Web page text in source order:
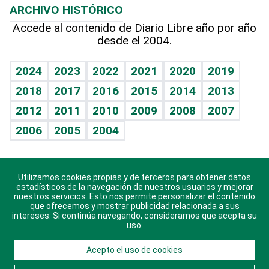
Hablando con el pediatra
Vida y familia
Eñe
Celebrando la vida
Sin complejos
En pocas palabras
Escuchando al corazón
Economía Personal
TBT Deportivo
Más firmas
Hecho en casa
Guía del dinero
Cumpleaños
Horóscopos
Crucigramas
ARCHIVO HISTÓRICO
Accede al contenido de Diario Libre año por año
desde el 2004.
2024 2023 2022 2021 2020
2019
2018
2017 2016 2015 2014
2013
2012
2011 2010 2009 2008
2007
2006
2005 2004
Descarga nuestras aplicaciones para Android, iOS y
sistema Huawei.
© 2021 Diario Libre, todos los derechos reservados.
Utilizamos cookies propias y de terceros para obtener datos
estadísticos de la navegación de nuestros usuarios y mejorar
nuestros servicios. Esto nos permite personalizar el contenido
que ofrecemos y mostrar publicidad relacionada a sus
intereses. Si continúa navegando, consideramos que acepta su
uso.
Acepto el uso de cookies